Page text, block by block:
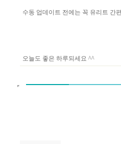
수동 업데이트 전에는 꼭 유리트 간
오늘도 좋은 하루되세요 ^^